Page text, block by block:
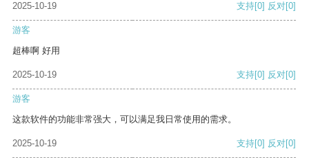
2025-10-19 支持[0] 反对[0]
游客
超棒啊 好用
2025-10-19 支持[0] 反对[0]
游客
这款软件的功能非常强大，可以满足我日常使用的需求。
2025-10-19 支持[0] 反对[0]